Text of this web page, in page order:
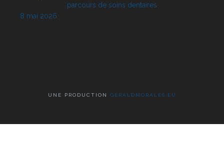
parcours de soins dentaires
8 mai 2026
UNE PRODUCTION GERALDMORALES.EU